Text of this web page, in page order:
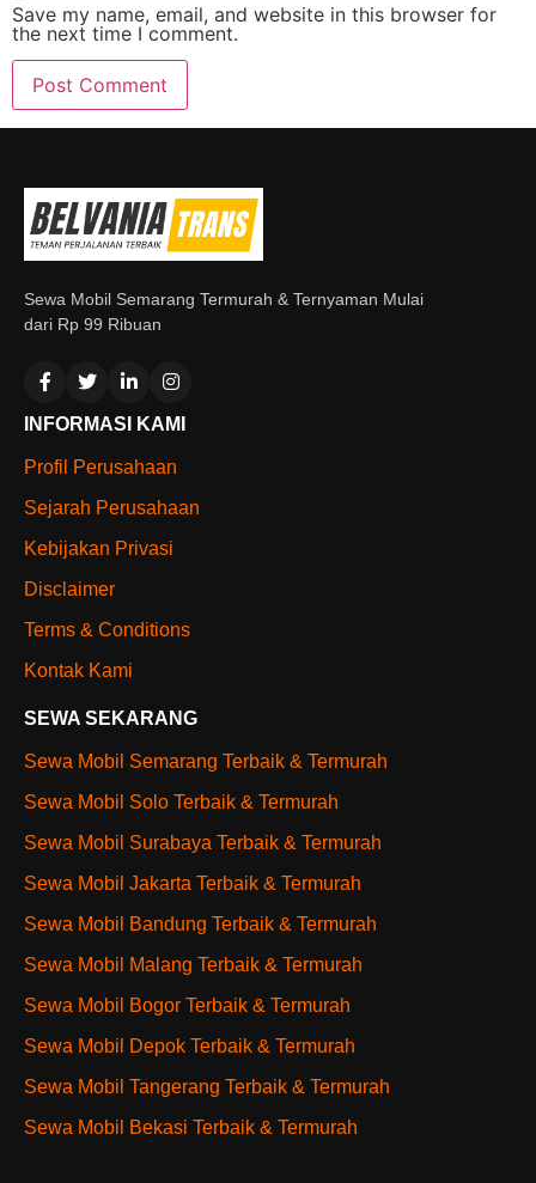
Save my name, email, and website in this browser for
the next time I comment.
Sewa Mobil Semarang Termurah & Ternyaman Mulai
dari Rp 99 Ribuan
INFORMASI KAMI
Profil Perusahaan
Sejarah Perusahaan
Kebijakan Privasi
Disclaimer
Terms & Conditions
Kontak Kami
SEWA SEKARANG
Sewa Mobil Semarang Terbaik & Termurah
Sewa Mobil Solo Terbaik & Termurah
Sewa Mobil Surabaya Terbaik & Termurah
Sewa Mobil Jakarta Terbaik & Termurah
Sewa Mobil Bandung Terbaik & Termurah
Sewa Mobil Malang Terbaik & Termurah
Sewa Mobil Bogor Terbaik & Termurah
Sewa Mobil Depok Terbaik & Termurah
Sewa Mobil Tangerang Terbaik & Termurah
Sewa Mobil Bekasi Terbaik & Termurah